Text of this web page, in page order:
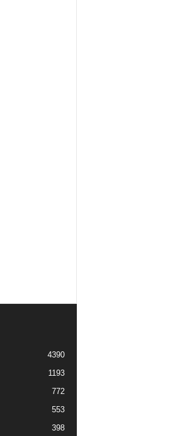
4390
1193
772
553
398